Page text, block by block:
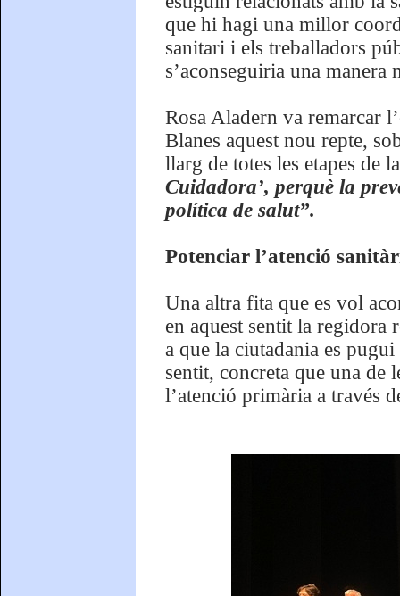
que hi hagi una millor
sanitari i els treballadors
s’aconseguiria una
Rosa Aladern va remarcar
Blanes aquest nou repte,
llarg de totes les etapes de
Cuidadora’, perquè la
política de salut”.
Potenciar l’atenció
Una altra fita que es vol
en aquest sentit la
a que la ciutadania es
sentit, concreta que una de
l’atenció primària a través